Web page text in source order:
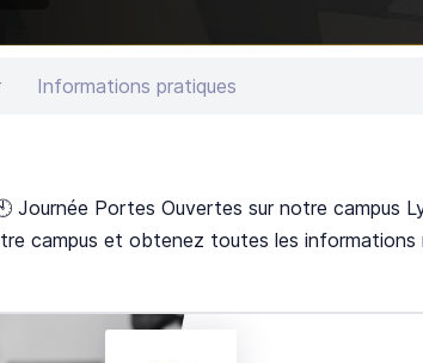
Informations pratiques
Journée Portes Ouvertes sur notre campus
campus et obtenez toutes les